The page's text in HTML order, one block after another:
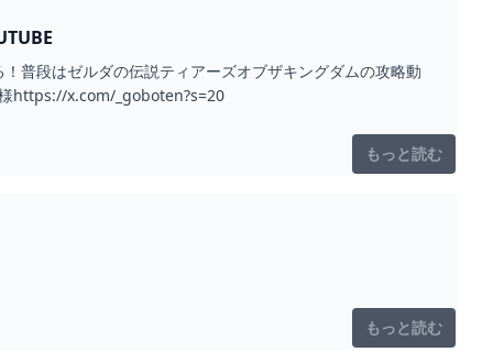
普段はゼルダの伝説ティアーズオブザキングダムの攻略動
https://x.com/_goboten?s=20
もっと読む
もっと読む